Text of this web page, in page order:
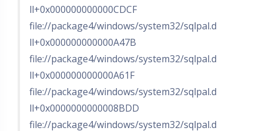
ll+0x000000000000CDCF
file://package4/windows/system32/sqlpal.d
ll+0x000000000000A47B
file://package4/windows/system32/sqlpal.d
ll+0x000000000000A61F
file://package4/windows/system32/sqlpal.d
ll+0x0000000000008BDD
file://package4/windows/system32/sqlpal.d